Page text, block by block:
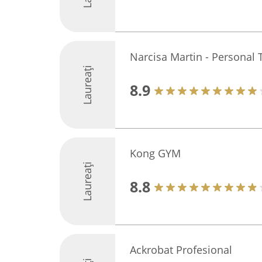
Laureați
Narcisa Martin - Personal
8.9
Laureați
Kong GYM
8.8
Ackrobat Profesional